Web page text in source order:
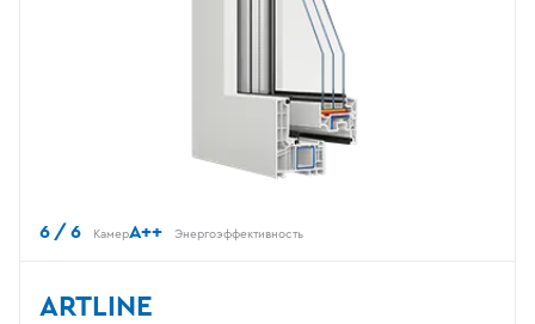
6 / 6 КамерA++ Энергоэффективность
ARTLINE